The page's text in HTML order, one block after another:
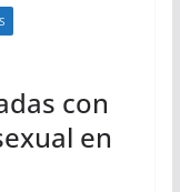
con
en